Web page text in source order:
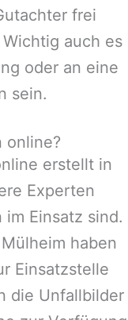
frei
auch es
oder an eine
sein.
online?
erstellt in
Experten
Einsatz sind.
Mülheim haben
Einsatzstelle
die Unfallbilder